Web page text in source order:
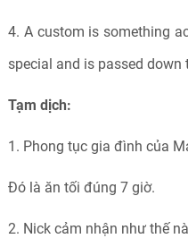
4. A custom is something
special and is passed down
Tạm dịch:
1. Phong tục gia đình của
Đó là ăn tối đúng 7 giờ.
2. Nick cảm nhận như thế